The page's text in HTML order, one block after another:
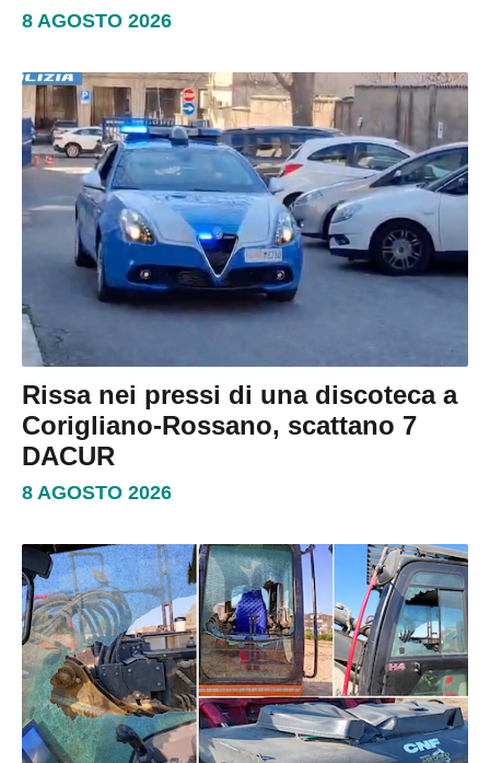
8 AGOSTO 2026
Rissa nei pressi di una discoteca a
Corigliano-Rossano, scattano 7
DACUR
8 AGOSTO 2026